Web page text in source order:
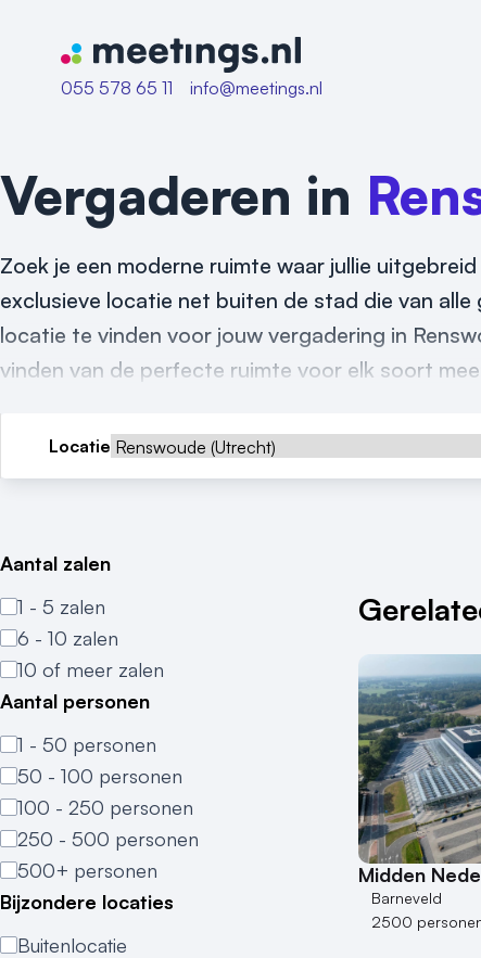
Naar home van Meetings
055 578 65 11
info@meetings.nl
Vergaderen in
Zoek je een moderne ruimte waar jullie
exclusieve locatie net buiten de stad die van
locatie te vinden voor jouw vergadering in
vinden van de perfecte ruimte voor elk soort
Locatie
Aantal zalen
1 - 5 zalen
6 - 10 zalen
10 of meer zalen
Aantal personen
1 - 50 personen
50 - 100 personen
100 - 250 personen
250 - 500 personen
500+ personen
Bijzondere locaties
Buitenlocatie
Midden
Barneveld
2500